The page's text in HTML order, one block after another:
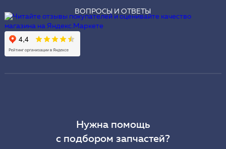
ВОПРОСЫ И ОТВЕТЫ
Нужна помощь
с подбором запчастей?